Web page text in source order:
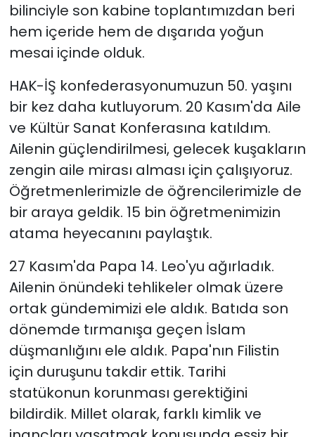
bilinciyle son kabine toplantımızdan beri
hem içeride hem de dışarıda yoğun
mesai içinde olduk.
HAK-İŞ konfederasyonumuzun 50. yaşını
bir kez daha kutluyorum. 20 Kasım'da Aile
ve Kültür Sanat Konferasına katıldım.
Ailenin güçlendirilmesi, gelecek kuşakların
zengin aile mirası alması için çalışıyoruz.
Öğretmenlerimizle de öğrencilerimizle de
bir araya geldik. 15 bin öğretmenimizin
atama heyecanını paylaştık.
27 Kasım'da Papa 14. Leo'yu ağırladık.
Ailenin önündeki tehlikeler olmak üzere
ortak gündemimizi ele aldık. Batıda son
dönemde tırmanışa geçen İslam
düşmanlığını ele aldık. Papa'nın Filistin
için duruşunu takdir ettik. Tarihi
statükonun korunması gerektiğini
bildirdik. Millet olarak, farklı kimlik ve